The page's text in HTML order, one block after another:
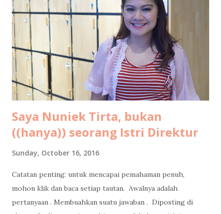
pasangan buat kode-kode, ehehehe. Tahun ini bukan
pertama kalinya saya ke Maldives. Sebab dua tahun lalu saya
dan suami sudah pernah liburan ke Maldives berdua saja
untuk ritual hornymoon di ulang tahun pernikahan kami.
Oleh-oleh dalam bentuk tulisan saya untuk LiveOlive bisa
dikonsumsi gratis di sini: Tips Libura...
Saya Nuniek Tirta, bukan
((hanya)) seorang Istri Direktur
Sunday, October 16, 2016
Catatan penting: untuk mencapai pemahaman penuh,
mohon klik dan baca setiap tautan. Awalnya adalah
pertanyaan . Membuahkan suatu jawaban . Diposting di